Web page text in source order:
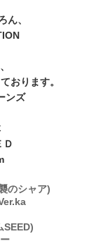
ん、
おります。
ンズ
のシャア)
SEED)